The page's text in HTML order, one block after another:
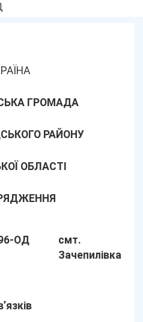
ГРОМАДА
РАЙОНУ
ОБЛАСТІ
ОД
смт.
Зачепилівка